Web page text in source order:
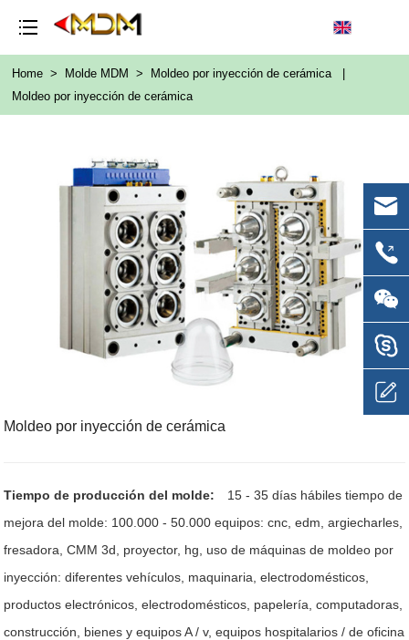
Home > Molde MDM > Moldeo por inyección de cerámica
Moldeo por inyección de cerámica
Moldeo por inyección de cerámica
Tiempo de producción del molde:
15 - 35 días hábiles tiempo de
mejora del molde: 100.000 - 50.000 equipos: cnc, edm, argiecharles,
fresadora, CMM 3d, proyector, hg, uso de máquinas de moldeo por
inyección: diferentes vehículos, maquinaria, electrodomésticos,
productos electrónicos, electrodomésticos, papelería, computadoras,
construcción, bienes y equipos A / v, equipos hospitalarios / de oficina